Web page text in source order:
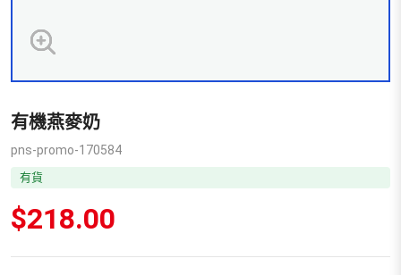
有機燕麥奶
pns-promo-170584
有貨
$218.00